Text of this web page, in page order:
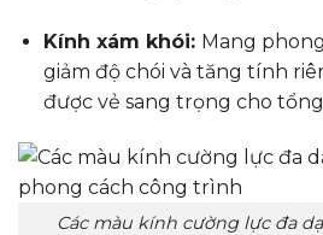
Kính xám khói: Mang
giảm độ chói và tăng tính
được vẻ sang trọng cho
Các màu kính cường lực đa